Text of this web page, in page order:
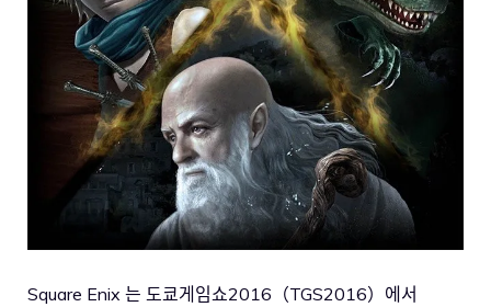
Square Enix 는 도쿄게임쇼2016（TGS2016）에서